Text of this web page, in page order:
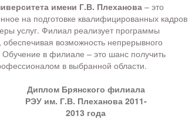
имени Г.В. Плеханова– это
на подготовке квалифицированных кадров
услуг. Филиал реализует программы
возможность непрерывного
Обучение в филиале – это шанс получить
в выбранной области.
Диплом Брянского филиала
РЭУ им. Г.В. Плеханова 2011-
2013 года